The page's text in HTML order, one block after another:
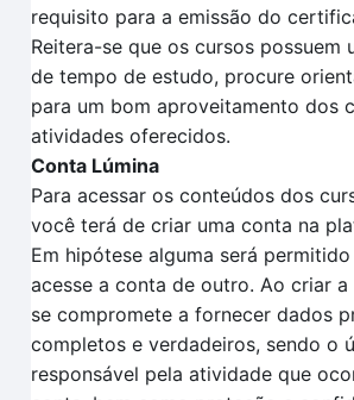
requisito para a emissão do
Reitera-se que os cursos possuem
de tempo de estudo, procure
para um bom aproveitamento dos
atividades oferecidos.
Conta Lúmina
Para acessar os conteúdos dos
você terá de criar uma conta na
Em hipótese alguma será
acesse a conta de outro. Ao criar
se compromete a fornecer dados
completos e verdadeiros, sendo o
responsável pela atividade que